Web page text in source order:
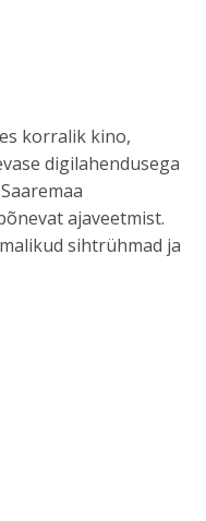
korralik kino,
digilahendusega
ajaveetmist.
sihtrühmad ja